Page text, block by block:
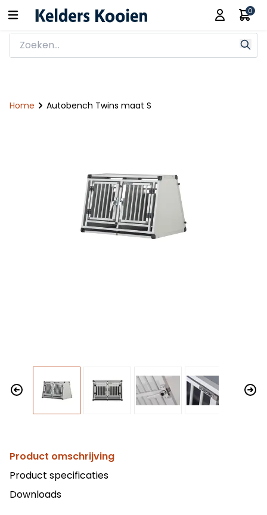
0
Home Autobench Twins maat S
Product omschrijving
Product specificaties
Downloads